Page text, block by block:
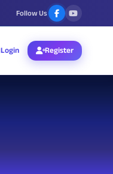
Follow Us
Login Register